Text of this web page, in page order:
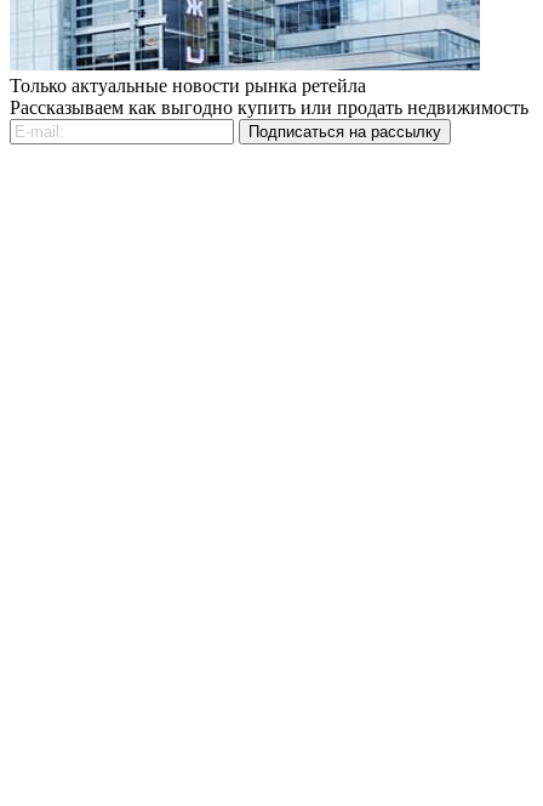
Только актуальные новости рынка ретейла
Рассказываем как выгодно купить или продать недвижимость